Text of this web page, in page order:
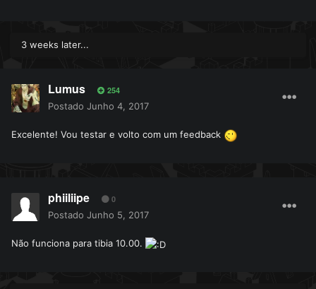
3 weeks later...
Lumus 254
Postado Junho 4, 2017
Excelente! Vou testar e volto com um feedback
phiiliipe 0
Postado Junho 5, 2017
Não funciona para tibia 10.00.